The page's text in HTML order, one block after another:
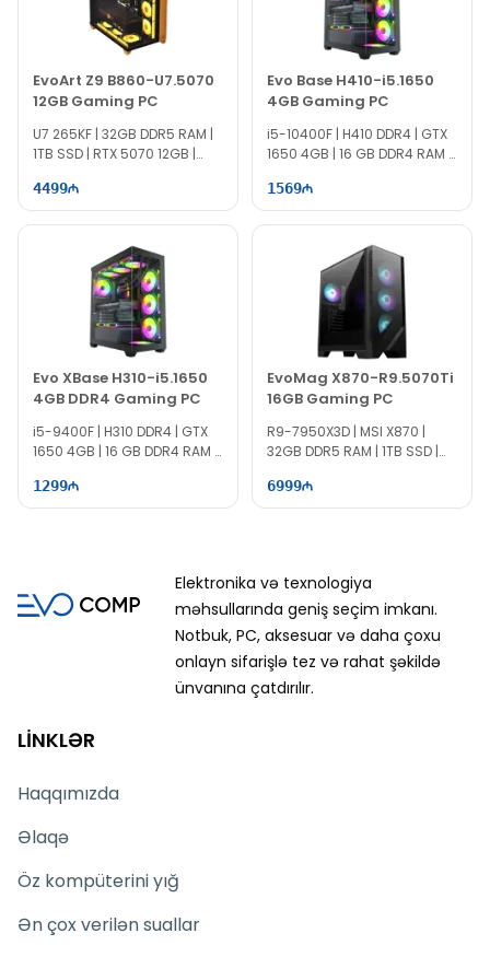
EvoArt Z9 B860-U7.5070
12GB Gaming PC
U7 265KF | 32GB DDR5 RAM |
1TB SSD | RTX 5070 12GB |
4499
Evo Base H410-i5.1650
4GB Gaming PC
i5-10400F | H410 DDR4 | GTX
1650 4GB | 16 GB DDR4 RAM |
1569
Evo XBase H310-i5.1650
4GB DDR4 Gaming PC
i5-9400F | H310 DDR4 | GTX
1650 4GB | 16 GB DDR4 RAM |
1299
EvoMag X870-R9.5070Ti
16GB Gaming PC
R9-7950X3D | MSI X870 |
32GB DDR5 RAM | 1TB SSD |
6999
Elektronika və texnologiya
məhsullarında geniş seçim imkanı.
Notbuk, PC, aksesuar və daha çoxu
onlayn sifarişlə tez və rahat şəkildə
ünvanına çatdırılır.
LİNKLƏR
Haqqımızda
Əlaqə
Öz kompüterini yığ
Ən çox verilən suallar